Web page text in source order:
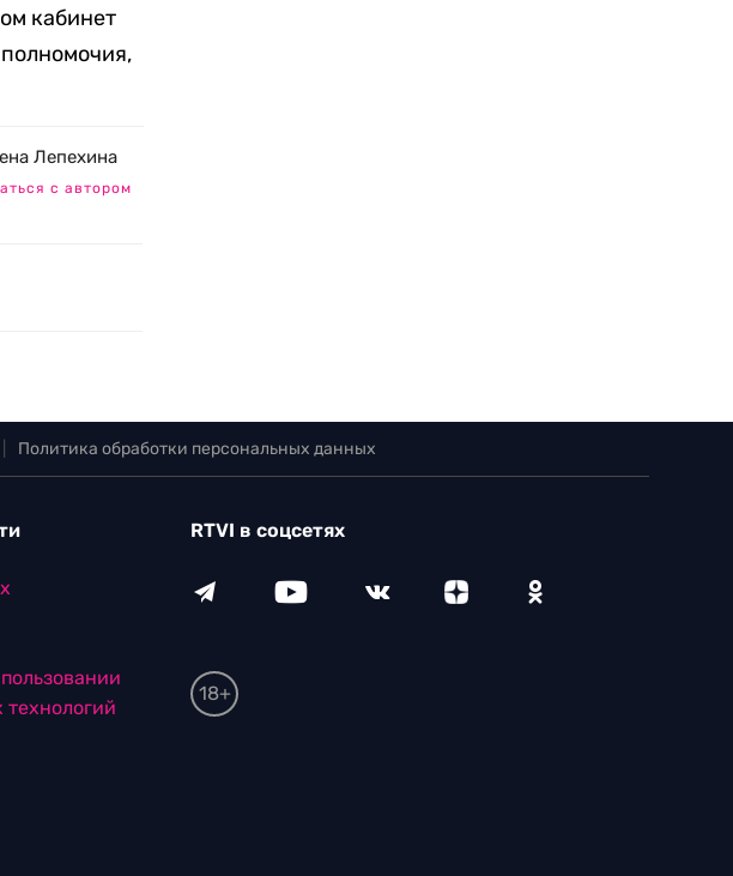
кабинет
Лепехина
с автором
Политика обработки персональных данных
RTVI в соцсетях
18+